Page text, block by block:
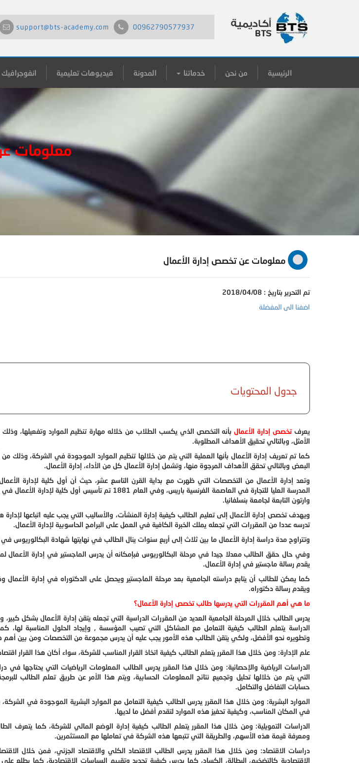
00962790577937
support@bts-academy.com
الرئيسية من نحن خدماتنا المدونة فيديوهات تعليمية انفوجرافيك
معلومات
معلومات عن تخصص إدارة الأعمال
تم التحرير بتاريخ : 2018/04/08
اضفنا الى المفضلة
جدول المحتويات
يعرفتخصص إدارة الأعمالبأنه التخصص الذي يكسب الطلاب من خلاله مهارة تنظيم الموارد وتفعيلها،
الأمثل، وبالتالي تحقيق الأهداف المطلوبة.
كما تم تعريف إدارة الأعمال بأنها العملية التي يتم من خلالها تنظيم الموارد الموجودة في الشركة، وذلك
البعض وبالتالي تحقق الأهداف المرجوة منها، وتشمل إدارة الأعمال كل من الأداء، إدارة الأعمال.
المدرسة العليا للتجارة في العاصمة الفرنسية باريس، وفي العام 1881
وارتون التابعة لجامعة بنسلفانيا.
ويهدف تخصص إدارة الأعمال إلى تعليم الطالب كيفية إدارة المنشآت، والأساليب التي يجب عليه اتباعها
تدرسه عددا من المقررات التي تجعله يملك الخبرة الكافية في العمل على البرامج الحاسوبية لإدارة الأعمال.
وتتراوح مدة دراسة إدارة الأعمال ما بين ثلاث إلى أربع سنوات ينال الطالب في نهايتها شهادة البكالوريوس في
وفي حال حقق الطالب معدلا جيدا في مرحلة البكالوريوس فبإمكانه أن يدرس الماجستير في إدارة الأعمال
يقدم رسالة ماجستير في إدارة الأعمال.
كما يمكن للطالب أن يتابع دراسته الجامعية بعد مرحلة الماجستير ويحصل على الدكتوراه في إدارة
ويقدم رسالة دكتوراه.
ما هي أهم المقررات التي يدرسها طالب تخصص إدارة الأعمال؟
يدرس الطالب خلال المرحلة الجامعية العديد من المقررات الدراسية التي تجعله يتقن إدارة الأعمال بشكل
الدراسة يتعلم الطالب كيفية التعامل مع المشاكل التي تصيب المؤسسة , وإيجاد الحلول المناسبة لها،
وتطويره نحو الأفضل، ولكي يتقن الطالب هذه الأمور يجب عليه أن يدرس مجموعة من التخصصات ومن بين
علم الإدارة: ومن خلال هذا المقرر يتعلم الطالب كيفية اتخاذ القرار المناسب للشركة، سواء أكان هذا القرار
الدراسات الرياضية والإحصائية: ومن خلال هذا المقرر يدرس الطالب المعلومات الرياضيات التي يحتاجها في
التي يتم من خلالها تحليل وتجميع نتائج المعلومات الحسابية، ويتم هذا الأمر عن طريق تعلم الطالب
حسابات التفاضل والتكامل.
الموارد البشرية: ومن خلال هذا المقرر يدرس الطالب كيفية التعامل مع الموارد البشرية الموجودة في
في المكان المناسب، وكيفية تحفيز هذه الموارد لتقدم أفضل ما لديها.
الدراسات التمويلية: ومن خلال هذا المقرر يتعلم الطالب كيفية إدارة الوضع المالي للشركة، كما يتعرف
ومعرفة قيمة هذه الأسهم، والطريقة التي تتبعها هذه الشركة في تعاملها مع المستثمرين.
دراسات الاقتصاد: ومن خلال هذا المقرر يدرس الطالب الاقتصاد الكلي والاقتصاد الجزئي، فمن خلال
الاقتصادية كالتضخيم، البطالة، الكساد، كما يدرس كيفية تحديد وتقييم السياسات الاقتصادية، كما يطلع على